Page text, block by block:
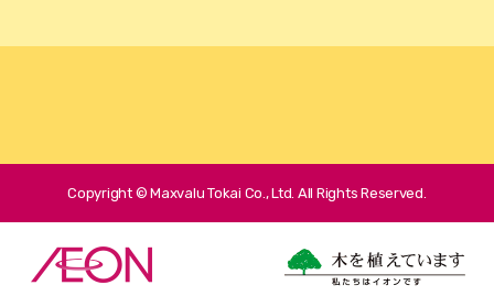
Copyright © Maxvalu Tokai Co., Ltd. All Rights Reserved.